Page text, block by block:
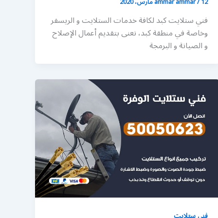
فني ستلايت كبد لكافة خدمات الستلايت و الريسفر
وخاصة في منطقة كبد، نعنى بتقديم أعمال الإصلاح
و الصيانة و البرمجة